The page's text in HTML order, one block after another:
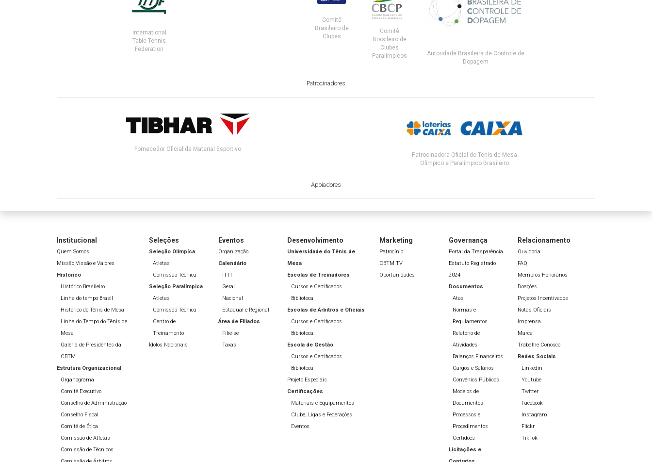
International
Table Tennis
Federation
Comitê
Brasileiro de
Clubes
Comitê
Brasileiro de
Clubes
Paralímpicos
Autoridade Brasileira de Controle de
Dopagem
Patrocinadores
Fornecedor Oficial de Material Esportivo
Patrocinadora Oficial do Tenis de Mesa
Olímpico e Paralímpico Brasileiro
Apoiadores
Institucional
Quem Somos
Missão,Vissão e Valores
Histórico
Histórico Brasileiro
Linha do tempo Brasil
Histórico do Tênis de Mesa
Linha do Tempo do Tênis de
Mesa
Galeria de Presidentes da
CBTM
Estrutura Organizacional
Organograma
Comitê Executivo
Conselho de Administração
Conselho Fiscal
Comitê de Ética
Comissão de Atletas
Comissão de Técnicos
Seleções
Seleção Olímpíca
Atletas
Comissão Técnica
Seleção Paralímpica
Atletas
Comissão Técnica
Centro de
Treinamento
Ídolos Nacionais
Eventos
Organização
Calendário
ITTF
Geral
Nacional
Estadual e Regional
Área de Filiados
Filie-se
Taxas
Desenvolvimento
Universidade do Tênis de
Mesa
Escolas de Treinadores
Cursos e Certificados
Biblioteca
Escolas de Árbitros e Oficiais
Cursos e Certificados
Biblioteca
Escola de Gestão
Cursos e Certificados
Biblioteca
Projeto Especiais
Certificações
Materiais e Equipamentos
Clube, Ligas e Federações
Eventos
Marketing
Patrocínio
CBTM TV
Oportunidades
Governança
Portal da Trasparência
Estatuto Registrado
2024
Documentos
Atas
Normas e
Regulamentos
Relatório de
Atividades
Balanços Financeiros
Cargos e Salários
Convênios Públicos
Modelos de
Documentos
Processos e
Procedimentos
Certidões
Licitações e
Relacionamento
Ouvidoria
FAQ
Membros Honorários
Doações
Projetos Incentivados
Notas Oficiais
Imprensa
Marca
Trabalhe Conosco
Redes Sociais
Linkedin
Youtube
Twitter
Facebook
Instagram
Flickr
TikTok